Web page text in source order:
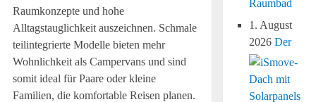
Raumkonzepte und hohe
Alltagstauglichkeit auszeichnen. Schmale
teilintegrierte Modelle bieten mehr
Wohnlichkeit als Campervans und sind
somit ideal für Paare oder kleine
Familien, die komfortable Reisen planen.
Raumbad
1. August
2026Der